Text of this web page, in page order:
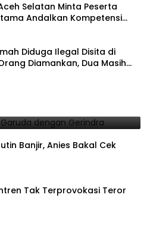
Selatan Minta Peserta
Andalkan Kompetensi
Kedekatan
Diduga Ilegal Disita di
Diamankan, Dua Masih
Banjir, Anies Bakal Cek
Tak Terprovokasi Teror